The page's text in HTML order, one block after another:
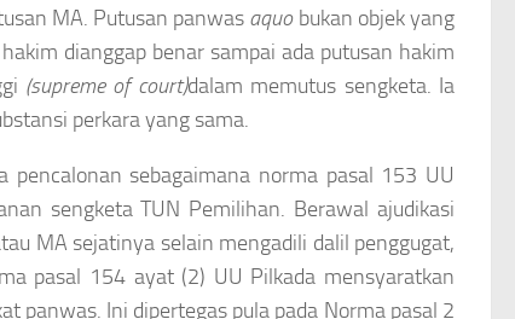
MA. Putusan panwas aquo bukan objek yang
dianggap benar sampai ada putusan hakim
(supreme of court)dalam memutus sengketa. Ia
perkara yang sama.
pencalonan sebagaimana norma pasal 153 UU
sengketa TUN Pemilihan. Berawal ajudikasi
MA sejatinya selain mengadili dalil penggugat,
pasal 154 ayat (2) UU Pilkada mensyaratkan
panwas. Ini dipertegas pula pada Norma pasal 2